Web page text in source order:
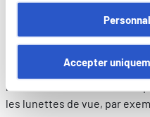
Certains de ces cookies
fonctionnement du site.
cookies utilisés ici, il se
parties de ce site Web ne
accessibles. D'autres sont
Accepter
obligatoire au Luxembourg.
que les autres assurances
fortement recommandé.
meilleurs remboursements
les lunettes de vue, par